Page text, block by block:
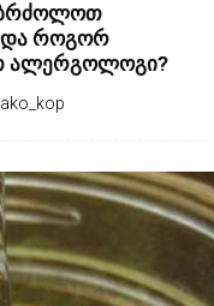
და როგორ
ალერგოლოგი?